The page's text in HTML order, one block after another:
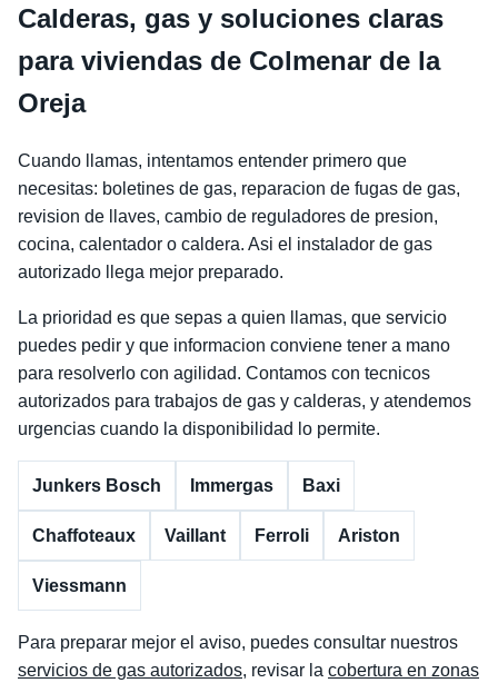
Calderas, gas y soluciones claras
para viviendas de Colmenar de la
Oreja
Cuando llamas, intentamos entender primero que
necesitas: boletines de gas, reparacion de fugas de gas,
revision de llaves, cambio de reguladores de presion,
cocina, calentador o caldera. Asi el instalador de gas
autorizado llega mejor preparado.
La prioridad es que sepas a quien llamas, que servicio
puedes pedir y que informacion conviene tener a mano
para resolverlo con agilidad. Contamos con tecnicos
autorizados para trabajos de gas y calderas, y atendemos
urgencias cuando la disponibilidad lo permite.
Junkers Bosch Immergas Baxi
Chaffoteaux Vaillant Ferroli Ariston
Viessmann
Para preparar mejor el aviso, puedes consultar nuestros
servicios de gas autorizados, revisar la cobertura en zonas